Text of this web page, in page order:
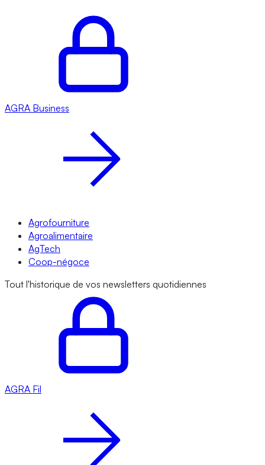
AGRA Business
Agrofourniture
Agroalimentaire
AgTech
Coop-négoce
Tout l'historique de vos newsletters quotidiennes
AGRA Fil